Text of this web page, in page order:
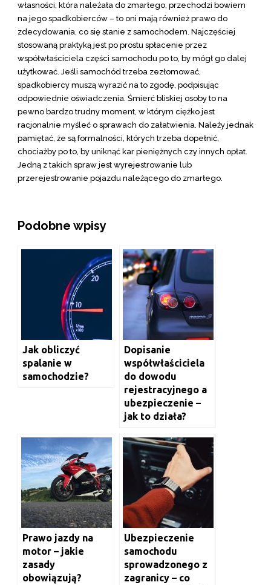
własności, która należała do zmarłego, przechodzi bowiem
na jego spadkobierców – to oni mają również prawo do
zdecydowania, co się stanie z samochodem. Najczęściej
stosowaną praktyką jest po prostu spłacenie przez
współwłaściciela części samochodu po to, by mógł go dalej
użytkować. Jeśli samochód trzeba zezłomować,
spadkobiercy muszą wyrazić na to zgodę, podpisując
odpowiednie oświadczenia. Śmierć bliskiej osoby to na
pewno bardzo trudny moment, w którym ciężko jest
racjonalnie myśleć o sprawach do załatwienia. Należy jednak
pamiętać, że są formalności, których trzeba dopełnić,
chociażby po to, by uniknąć kar pieniężnych czy innych opłat.
Jedną z takich spraw jest wyrejestrowanie lub
przerejestrowanie pojazdu należącego do zmarłego.
Podobne wpisy
Jak obliczyć
spalanie w
samochodzie?
Dopisanie
współwłaściciela
do dowodu
rejestracyjnego a
ubezpieczenie –
jak to działa?
Prawo jazdy na
motor – jakie
zasady
obowiązują?
Ubezpieczenie
samochodu
sprowadzonego z
zagranicy – co